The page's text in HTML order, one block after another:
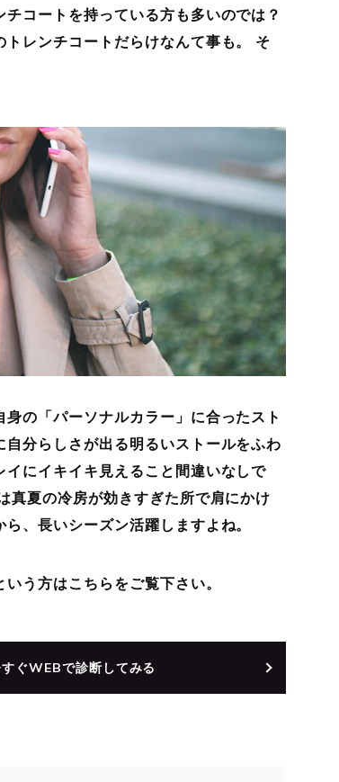
コートを持っている方も多いのでは？
レンチコートだらけなんて事も。 そ
の「パーソナルカラー」に合ったスト
分らしさが出る明るいストールをふわ
にイキイキ見えること間違いなしで
真夏の冷房が効きすぎた所で肩にかけ
、長いシーズン活躍しますよね。
う方はこちらをご覧下さい。
ぐWEBで診断してみる